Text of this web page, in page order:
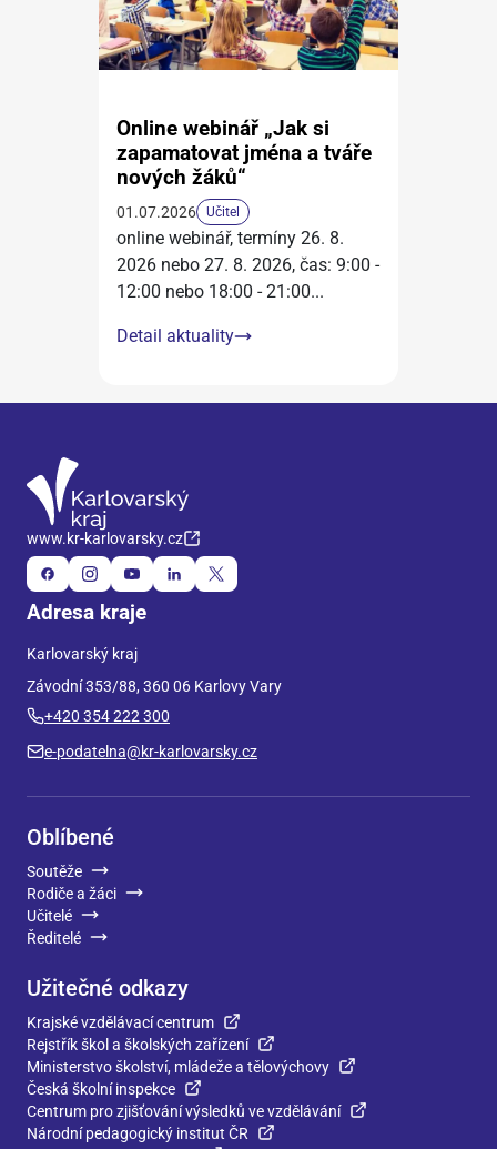
Online webinář „Jak si
zapamatovat jména a tváře
nových žáků“
01.07.2026 Učitel
online webinář, termíny 26. 8.
2026 nebo 27. 8. 2026, čas: 9:00 -
12:00 nebo 18:00 - 21:00...
Detail aktuality
www.kr-karlovarsky.cz
Adresa kraje
Karlovarský kraj
Závodní 353/88, 360 06 Karlovy Vary
+420 354 222 300
e-podatelna@kr-karlovarsky.cz
Oblíbené
Soutěže
Rodiče a žáci
Učitelé
Ředitelé
Užitečné odkazy
Krajské vzdělávací centrum
Rejstřík škol a školských zařízení
Ministerstvo školství, mládeže a tělovýchovy
Česká školní inspekce
Centrum pro zjišťování výsledků ve vzdělávání
Národní pedagogický institut ČR